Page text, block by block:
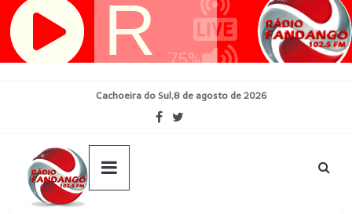
Pular
para
Cachoeira do Sul,8 de agosto de 2026